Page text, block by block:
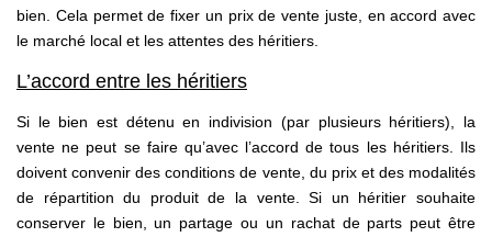
bien. Cela permet de fixer un prix de vente juste, en accord avec
le marché local et les attentes des héritiers.
L’accord entre les héritiers
Si le bien est détenu en indivision (par plusieurs héritiers), la
vente ne peut se faire qu’avec l’accord de tous les héritiers. Ils
doivent convenir des conditions de vente, du prix et des modalités
de répartition du produit de la vente. Si un héritier souhaite
conserver le bien, un partage ou un rachat de parts peut être